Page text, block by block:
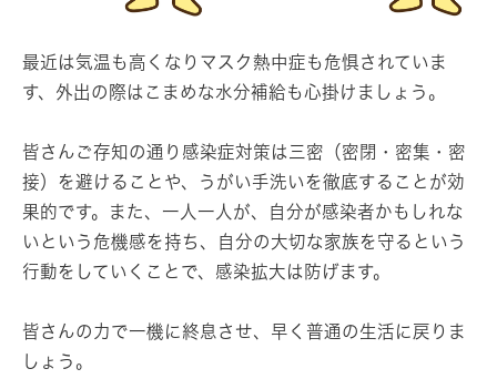
最近は気温も高くなりマスク熱中症も危惧されていま
す、外出の際はこまめな水分補給も心掛けましょう。
皆さんご存知の通り感染症対策は三密（密閉・密集・密
接）を避けることや、うがい手洗いを徹底することが効
果的です。また、一人一人が、自分が感染者かもしれな
いという危機感を持ち、自分の大切な家族を守るという
行動をしていくことで、感染拡大は防げます。
皆さんの力で一機に終息させ、早く普通の生活に戻りま
しょう。